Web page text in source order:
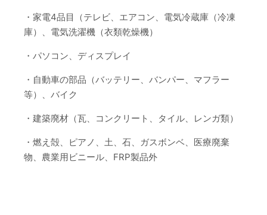
・家電4品目（テレビ、エアコン、電気冷蔵庫（冷凍
庫）、電気洗濯機（衣類乾燥機）
・パソコン、ディスプレイ
・自動車の部品（バッテリー、バンパー、マフラー
等）、バイク
・建築廃材（瓦、コンクリート、タイル、レンガ類）
・燃え殻、ピアノ、土、石、ガスボンベ、医療廃棄
物、農業用ビニール、FRP製品外